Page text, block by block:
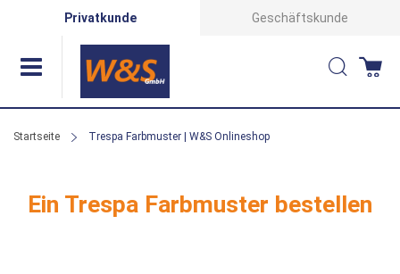
Privatkunde Geschäftskunde
Suche
Startseite Trespa Farbmuster | W&S Onlineshop
Ein Trespa Farbmuster bestellen